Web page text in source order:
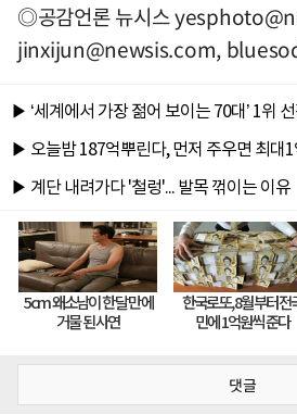
◎공감언론 뉴시스
jinxijun@newsis.com,
댓글